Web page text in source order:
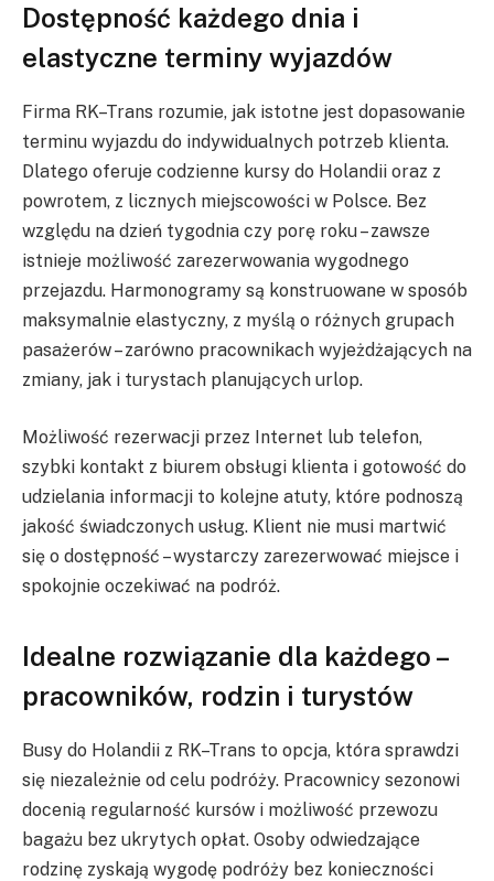
Dostępność każdego dnia i
elastyczne terminy wyjazdów
Firma RK–Trans rozumie, jak istotne jest dopasowanie
terminu wyjazdu do indywidualnych potrzeb klienta.
Dlatego oferuje codzienne kursy do Holandii oraz z
powrotem, z licznych miejscowości w Polsce. Bez
względu na dzień tygodnia czy porę roku – zawsze
istnieje możliwość zarezerwowania wygodnego
przejazdu. Harmonogramy są konstruowane w sposób
maksymalnie elastyczny, z myślą o różnych grupach
pasażerów – zarówno pracownikach wyjeżdżających na
zmiany, jak i turystach planujących urlop.
Możliwość rezerwacji przez Internet lub telefon,
szybki kontakt z biurem obsługi klienta i gotowość do
udzielania informacji to kolejne atuty, które podnoszą
jakość świadczonych usług. Klient nie musi martwić
się o dostępność – wystarczy zarezerwować miejsce i
spokojnie oczekiwać na podróż.
Idealne rozwiązanie dla każdego –
pracowników, rodzin i turystów
Busy do Holandii z RK–Trans to opcja, która sprawdzi
się niezależnie od celu podróży. Pracownicy sezonowi
docenią regularność kursów i możliwość przewozu
bagażu bez ukrytych opłat. Osoby odwiedzające
rodzinę zyskają wygodę podróży bez konieczności